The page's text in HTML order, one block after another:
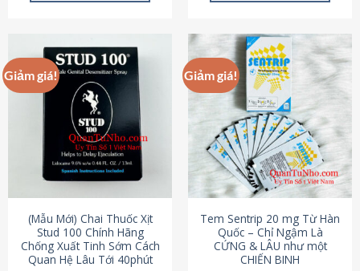
có
nhiều
biến
thể.
Các
tùy
chọn
được
chọn
trên
trang
này
có
nhiều
biến
thể.
Các
tùy
chọn
có
thể
chọn
trên
trang
Giảm giá!
(Mẫu Mới) Chai Thuốc Xịt
Stud 100 Chính Hãng
Chống Xuất Tinh Sớm Cách
Quan Hệ Lâu Tới 40phút
Giảm giá!
Tem Sentrip 20 mg Từ Hàn
Quốc – Chỉ Ngậm Là
CỨNG & LÂU như một
CHIẾN BINH